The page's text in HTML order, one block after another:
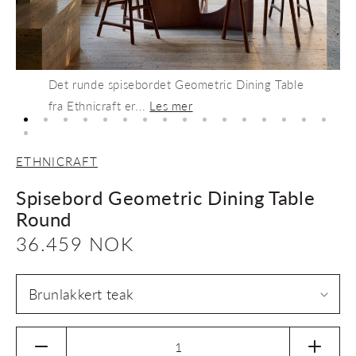
Det runde spisebordet Geometric Dining Table
fra Ethnicraft er... Les mer
ETHNICRAFT
Spisebord Geometric Dining Table
Round
Vanlig
pris
36.459 NOK